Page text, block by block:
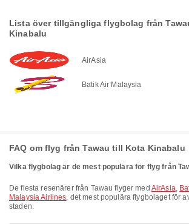
Lista över tillgängliga flygbolag från
Kinabalu
AirAsia
Batik Air Malaysia
FAQ om flyg från Tawau till Kota Kinabalu
Vilka flygbolag är de mest populära för flyg från
De flesta resenärer från Tawau flyger med AirAsia,
Malaysia Airlines, det mest populära flygbolaget för
staden.